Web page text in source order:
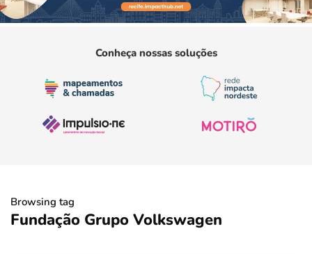
Conheça nossas soluções
Browsing tag
Fundação Grupo Volkswagen